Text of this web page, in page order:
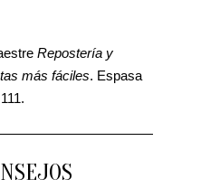
Repostería y
más fáciles. Espasa